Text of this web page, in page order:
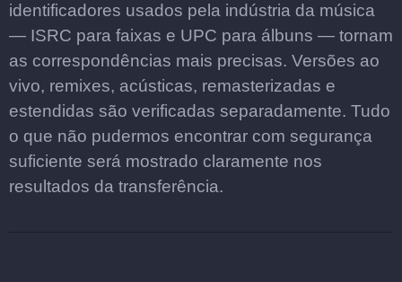
identificadores usados pela indústria da música
— ISRC para faixas e UPC para álbuns — tornam
as correspondências mais precisas. Versões ao
vivo, remixes, acústicas, remasterizadas e
estendidas são verificadas separadamente. Tudo
o que não pudermos encontrar com segurança
suficiente será mostrado claramente nos
resultados da transferência.